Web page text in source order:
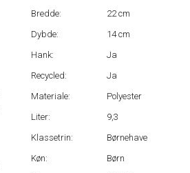
Bredde:
22 cm
Dybde:
14 cm
Hank:
Ja
Recycled:
Ja
Materiale:
Polyester
Liter:
9,3
Klassetrin:
Børnehave
Køn:
Børn